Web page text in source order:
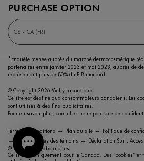
PURCHASE OPTION
C$ - CA (FR)
*Enquête menée auprès du marché dermocosmétique
partenaires entre janvier 2023 et mai 2023, auprès de
représentant plus de 80% du PIB mondial.
© Copyright 2026 Vichy Laboratoires
Ce site est destiné aux consommateurs canadiens. Les
sont utilisés à des fins publicitaires.
Pour en savoir plus, consultez notre politique de
Termes et conditions Plan du site
Politique de
Paramétrages des témoins
Déclaration Sur
© 2021 Vichy Laboratoires
Ce site est uniquement pour le Canada. Des “cookies”